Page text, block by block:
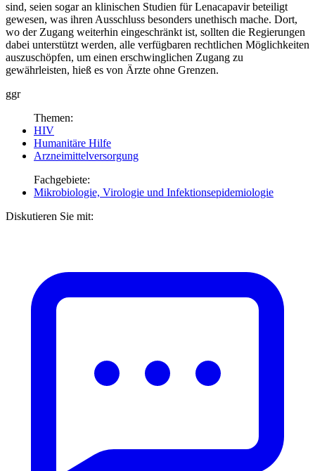
sind, seien sogar an klinischen Studien für Lenacapavir beteiligt
gewesen, was ihren Ausschluss besonders unethisch mache. Dort,
wo der Zugang weiterhin eingeschränkt ist, sollten die Regierungen
dabei unterstützt werden, alle verfügbaren rechtlichen Möglichkeiten
auszuschöpfen, um einen erschwinglichen Zugang zu
gewährleisten, hieß es von Ärzte ohne Grenzen.
ggr
Themen:
HIV
Humanitäre Hilfe
Arzneimittelversorgung
Fachgebiete:
Mikrobiologie, Virologie und Infektionsepidemiologie
Diskutieren Sie mit: